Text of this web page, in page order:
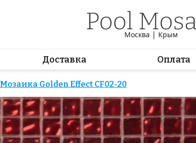
Москва | Крым
Доставка Оплата
Мозаика Golden Effect CF02-20